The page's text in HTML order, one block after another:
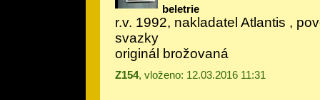
beletrie
r.v. 1992, nakladatel Atlantis ,
svazky
originál brožovaná
Z154, vloženo: 12.03.2016 11:31